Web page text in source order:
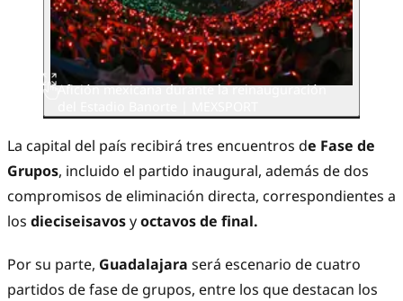
Afición mexicana durante la reinauguración
La capital del país recibirá tres encuentros de Fase de
Grupos, incluido el partido inaugural, además de dos
compromisos de eliminación directa, correspondientes a
los dieciseisavosyoctavos de final.
Por su parte, Guadalajara será escenario de cuatro
partidos de fase de grupos, entre los que destacan los